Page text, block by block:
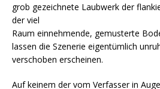
grob gezeichnete Laubwerk der
der viel
Raum einnehmende, gemusterte
lassen die Szenerie eigentümlich
ver­schoben er­schei­nen.
Auf keinem der vom Verfasser in